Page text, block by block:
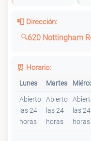
📮 Dirección:
620 Nottingham
⏰ Horario:
Lunes Martes
Abierto
las 24
horas
Abierto
las 24
horas
las 24
horas